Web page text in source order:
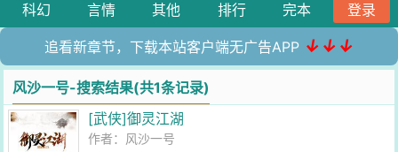
科幻
言情 其他 排行 完本 登录
追看新章节，下载本站客户端无广告APP ↓↓↓
风沙一号-搜索结果(共1条记录)
[武侠]御灵江湖
作者： 风沙一号